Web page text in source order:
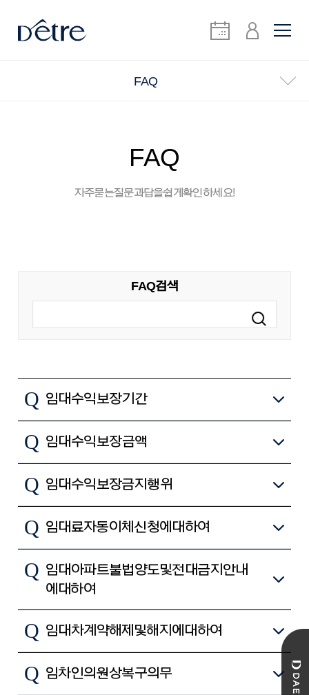
FAQ
FAQ
자주 묻는 질문과 답을 쉽게 확인하세요!
FAQ 검색
Q 임대수익보장기간
Q 임대수익보장금액
Q 임대수익보장 금지행위
Q 임대료 자동이체 신청에 대하여
Q 임대아파트 불법양도 및 전대금지 안내
에 대하여
Q 임대차계약 해제 및 해지에 대하여
Q 임차인의 원상복구 의무